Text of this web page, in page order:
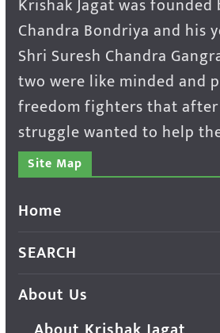
Krishak Jagat was founded
Chandra Bondriya and his
Shri Suresh Chandra
two were like minded and
freedom fighters that
struggle wanted to help
Site Map
Home
SEARCH
About Us